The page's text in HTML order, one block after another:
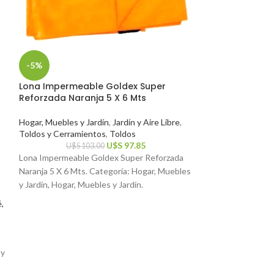
-5%
Lona Impermeable Goldex Super
Reforzada Naranja 5 X 6 Mts
Hogar, Muebles y Jardín, Jardín y Aire Libre,
Toldos y Cerramientos, Toldos
U$S103.00 U$S 97.85
Lona Impermeable Goldex Super Reforzada
Naranja 5 X 6 Mts. Categoría: Hogar, Muebles
y Jardín, Hogar, Muebles y Jardín.